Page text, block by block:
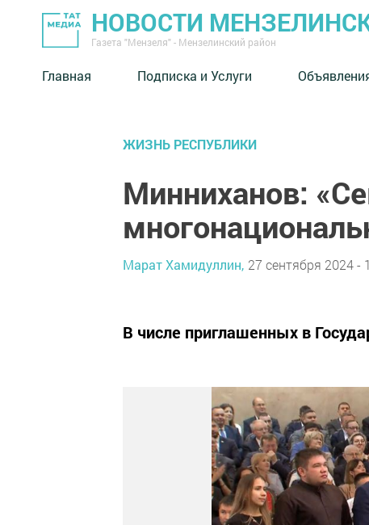
НОВОСТИ
Газета "Мензеля" - Мензелинский район
Главная Подписка и Услуги
ЖИЗНЬ РЕСПУБЛИКИ
Минниханов:
Марат Хамидуллин, 27 сентября 2024 -
В числе приглашенных в